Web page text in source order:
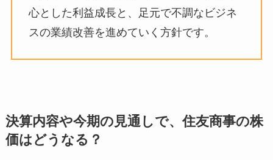
心とした利益成長と、足元で不調なビジネ
スの業績改善を進めていく方針です。
決算内容や今期の見通しで、住友商事の株
価はどうなる？